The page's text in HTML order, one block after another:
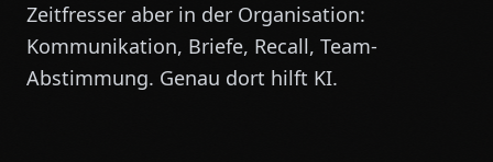
Zeitfresser aber in der Organisation:
Kommunikation, Briefe, Recall, Team-
Abstimmung. Genau dort hilft KI.